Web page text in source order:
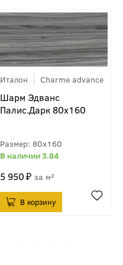
Италон Charme advance
Шарм Эдванс
Палис.Дарк 80x160
80x160
3.84
5 950 м²